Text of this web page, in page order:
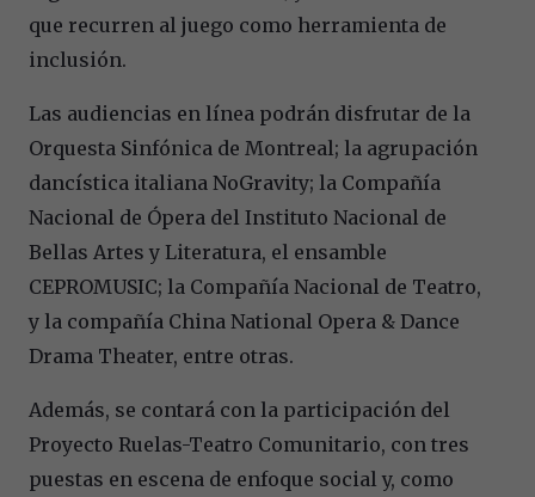
que recurren al juego como herramienta de
inclusión.
Las audiencias en línea podrán disfrutar de la
Orquesta Sinfónica de Montreal; la agrupación
dancística italiana NoGravity; la Compañía
Nacional de Ópera del Instituto Nacional de
Bellas Artes y Literatura, el ensamble
CEPROMUSIC; la Compañía Nacional de Teatro,
y la compañía China National Opera & Dance
Drama Theater, entre otras.
Además, se contará con la participación del
Proyecto Ruelas-Teatro Comunitario, con tres
puestas en escena de enfoque social y, como